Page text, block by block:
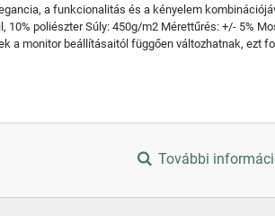
a funkcionalitás és a kényelem
10% poliészter Súly: 450g/m2 Mérettűrés: +/-
a monitor beállításaitól függően változhatnak, ezt
További